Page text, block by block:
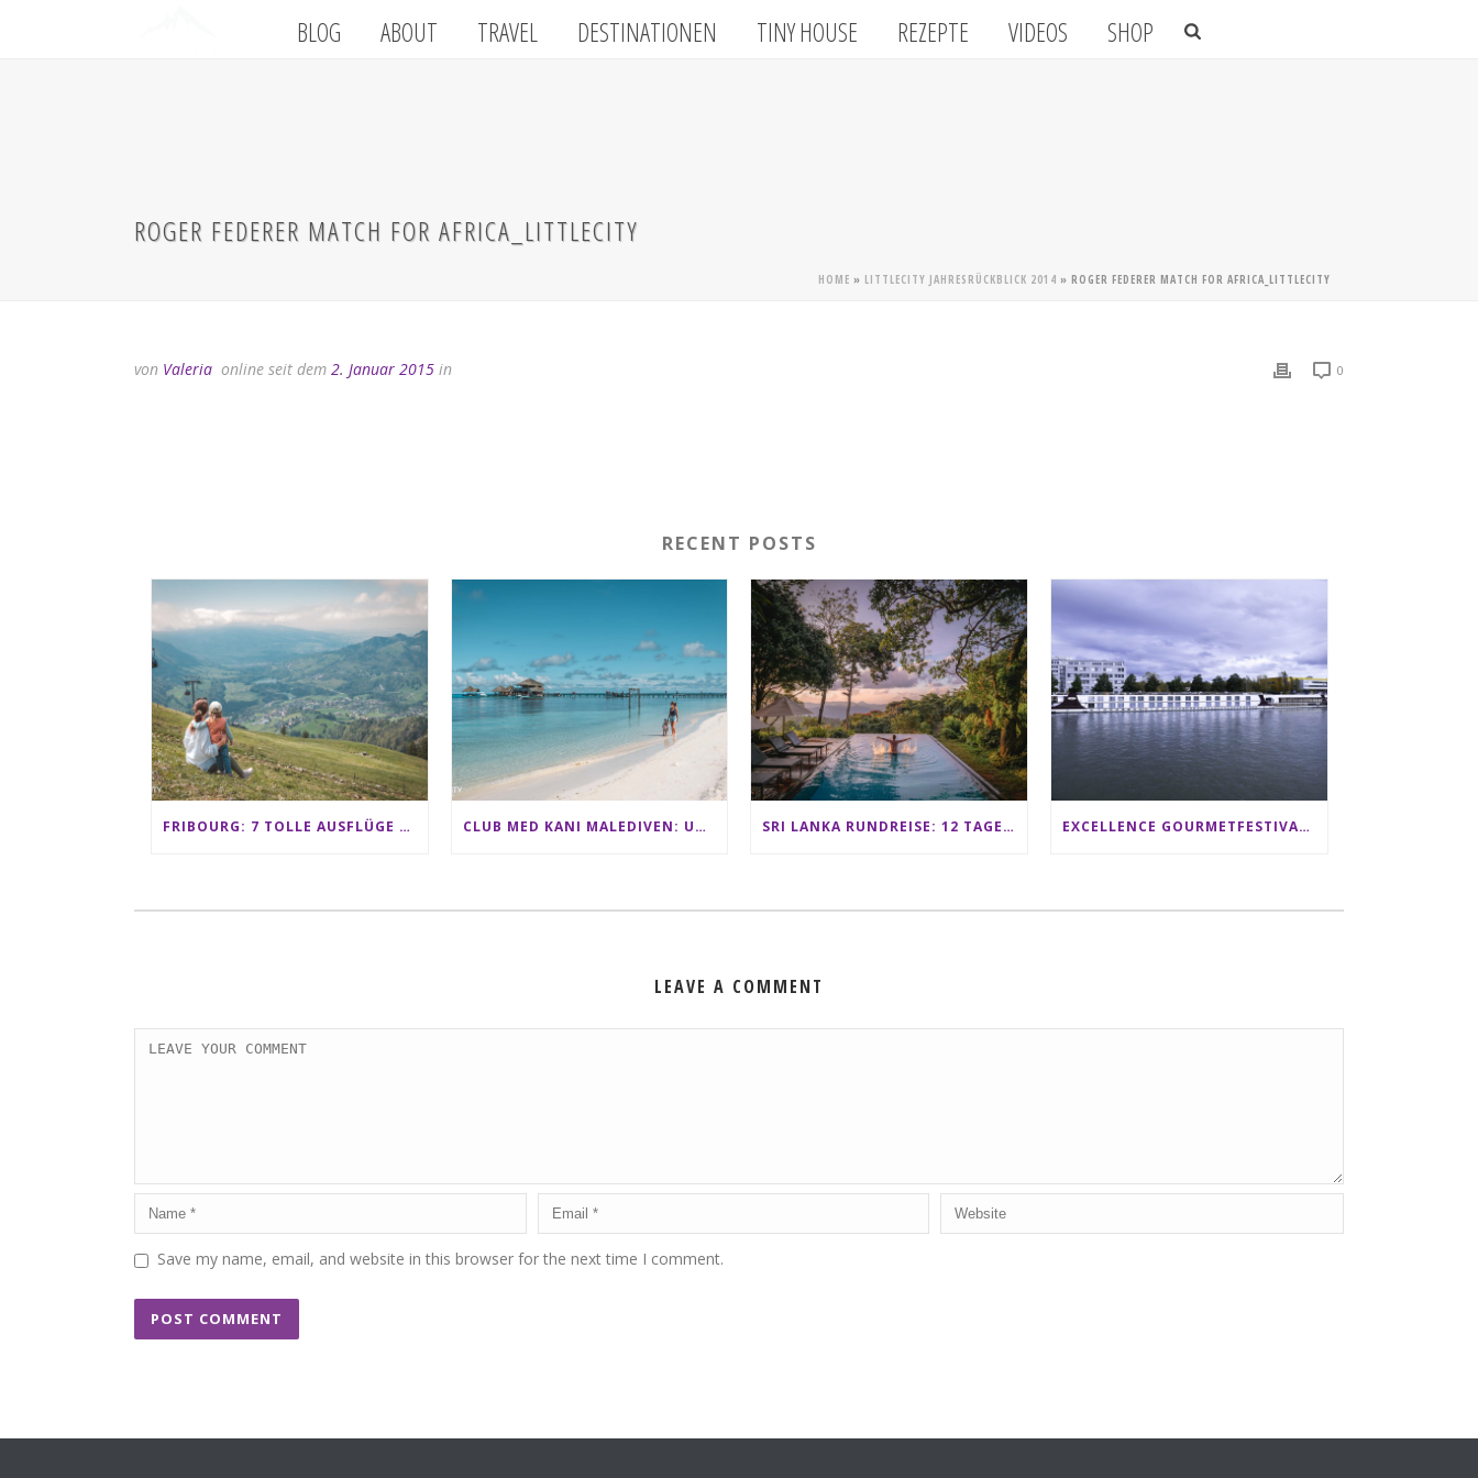
BLOG ABOUT TRAVEL DESTINATIONEN TINY HOUSE REZEPTE VIDEOS SHOP
ROGER FEDERER MATCH FOR AFRICA_LITTLECITY
HOME » LITTLECITY JAHRESRÜCKBLICK 2014 » ROGER FEDERER MATCH FOR AFRICA_LITTLECITY
von Valeria online seit dem 2. Januar 2015 in 0
RECENT POSTS
FRIBOURG: 7 TOLLE AUSFLÜGE FÜR FAMILIEN VON CHARMEY BIS LES PACCOTS CLUB MED KANI MALEDIVEN: UNSERE ERFAHRUNGEN IM ALL-INCLUSIVE PARADIES SRI LANKA RUNDREISE: 12 TAGE ZWISCHEN ELEFANTEN, TEEPLANTAGEN & STRAND ALS FAMILIE EXCELLENCE GOURMETFESTIVAL ´25: ZWEI STERNEKÖCHE ANTONIO GUIDA & DARIO MORESCO VERWÖHNEN IHRE GÄSTE AUF EINER LUXERIÖSEN SCHIFFSREISE
LEAVE A COMMENT
Save my name, email, and website in this browser for the next time I comment.